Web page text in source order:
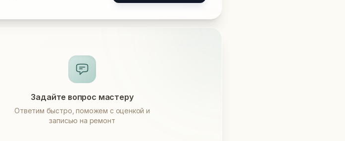
Задайте вопрос мастеру
Ответим быстро, поможем с оценкой и
записью на ремонт